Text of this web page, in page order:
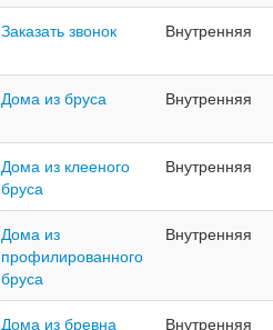
Заказать звонок Внутренняя
Дома из бруса Внутренняя
Дома из клееного
бруса
Внутренняя
Дома из
профилированного
бруса
Внутренняя
Дома из бревна Внутренняя